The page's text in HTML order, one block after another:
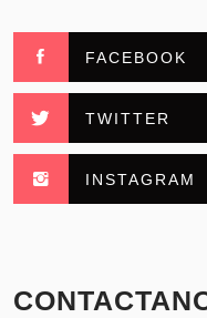
FACEBOOK
TWITTER
INSTAGRAM